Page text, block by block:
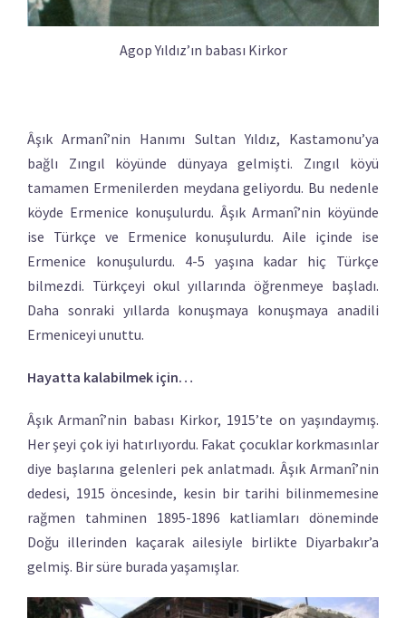
Agop Yıldız’ın babası Kirkor
Âşık Armanî’nin Hanımı Sultan Yıldız, Kastamonu’ya
bağlı Zıngıl köyünde dünyaya gelmişti. Zıngıl köyü
tamamen Ermenilerden meydana geliyordu. Bu nedenle
köyde Ermenice konuşulurdu. Âşık Armanî’nin köyünde
ise Türkçe ve Ermenice konuşulurdu. Aile içinde ise
Ermenice konuşulurdu. 4-5 yaşına kadar hiç Türkçe
bilmezdi. Türkçeyi okul yıllarında öğrenmeye başladı.
Daha sonraki yıllarda konuşmaya konuşmaya anadili
Ermeniceyi unuttu.
Hayatta kalabilmek için…
Âşık Armanî’nin babası Kirkor, 1915’te on yaşındaymış.
Her şeyi çok iyi hatırlıyordu. Fakat çocuklar korkmasınlar
diye başlarına gelenleri pek anlatmadı. Âşık Armanî’nin
dedesi, 1915 öncesinde, kesin bir tarihi bilinmemesine
rağmen tahminen 1895-1896 katliamları döneminde
Doğu illerinden kaçarak ailesiyle birlikte Diyarbakır’a
gelmiş. Bir süre burada yaşamışlar.